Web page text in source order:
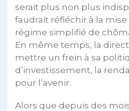
serait plus non plus
faudrait réfléchir à la mise
régime simplifié de
En même temps, la
mettre un frein à sa
d’investissement, la
pour l’avenir.
Alors que depuis des